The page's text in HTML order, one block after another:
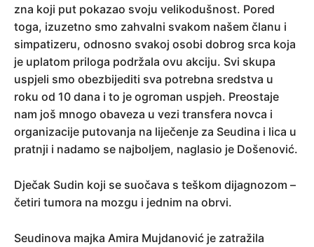
zna koji put pokazao svoju velikodušnost. Pored
toga, izuzetno smo zahvalni svakom našem članu i
simpatizeru, odnosno svakoj osobi dobrog srca koja
je uplatom priloga podržala ovu akciju. Svi skupa
uspjeli smo obezbijediti sva potrebna sredstva u
roku od 10 dana i to je ogroman uspjeh. Preostaje
nam još mnogo obaveza u vezi transfera novca i
organizacije putovanja na liječenje za Seudina i lica u
pratnji i nadamo se najboljem, naglasio je Došenović.
Dječak Sudin koji se suočava s teškom dijagnozom –
četiri tumora na mozgu i jednim na obrvi.
Seudinova majka Amira Mujdanović je zatražila